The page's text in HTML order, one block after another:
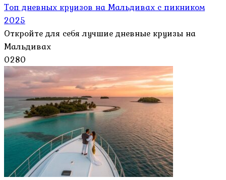
Топ дневных круизов на Мальдивах с пикником
2025
Откройте для себя лучшие дневные круизы на
Мальдивах
0280